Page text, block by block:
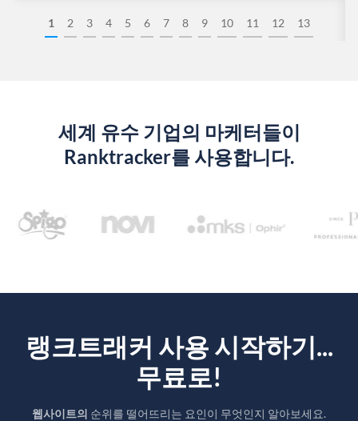
1 2 3 4 5 6 7 8 9 10 11 12 13
세계 유수 기업의 마케터들이
Ranktracker를 사용합니다.
랭크트래커 사용 시작하기...
무료로!
웹사이트의 순위를 떨어뜨리는 요인이 무엇인지 알아보세요.